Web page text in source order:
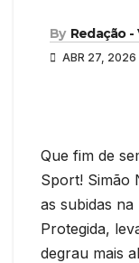
By Redação -
ABR 27, 2026
Que fim de
Sport! Simão
as subidas na
Protegida,
degrau mais